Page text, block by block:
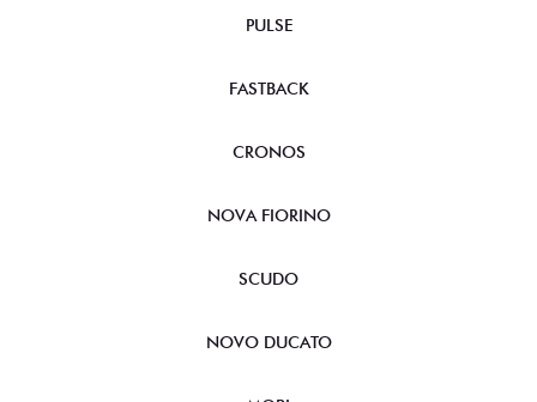
PULSE
FASTBACK
CRONOS
NOVA FIORINO
SCUDO
NOVO DUCATO